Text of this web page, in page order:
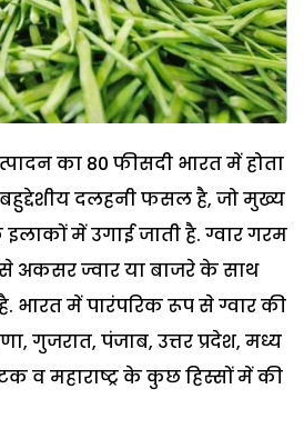
का 80 फीसदी भारत में होता
बहुद्देशीय दलहनी फसल है, जो मुख्य
में उगाई जाती है. ग्वार गरम
ज्वार या बाजरे के साथ
भारत में पारंपरिक रूप से ग्वार की
गुजरात, पंजाब, उत्तर प्रदेश, मध्य
व महाराष्ट्र के कुछ हिस्सों में की